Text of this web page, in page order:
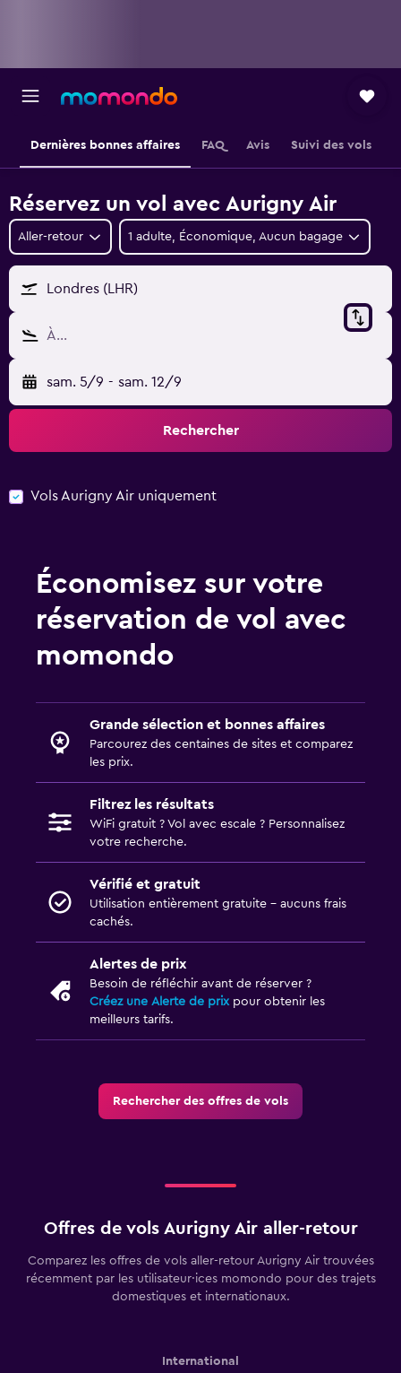
Dernières bonnes affaires FAQ Avis Suivi des vols
Réservez un vol avec Aurigny Air
Aller-retour 1 adulte, Économique, Aucun bagage
Londres (LHR)
À…
sam. 5/9 - sam. 12/9
Rechercher
Vols Aurigny Air uniquement
Économisez sur votre
réservation de vol avec
momondo
Grande sélection et bonnes affaires
Parcourez des centaines de sites et comparez
les prix.
Filtrez les résultats
WiFi gratuit ? Vol avec escale ? Personnalisez
votre recherche.
Vérifié et gratuit
Utilisation entièrement gratuite - aucuns frais
cachés.
Alertes de prix
Besoin de réfléchir avant de réserver ?
Créez une Alerte de prix pour obtenir les
meilleurs tarifs.
Rechercher des offres de vols
Offres de vols Aurigny Air aller-retour
Comparez les offres de vols aller-retour Aurigny Air trouvées
récemment par les utilisateur·ices momondo pour des trajets
domestiques et internationaux.
International